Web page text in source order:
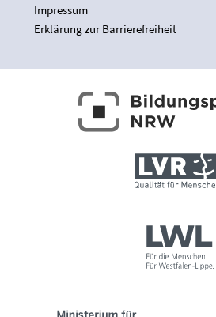
Impressum
Erklärung zur Barrierefreiheit